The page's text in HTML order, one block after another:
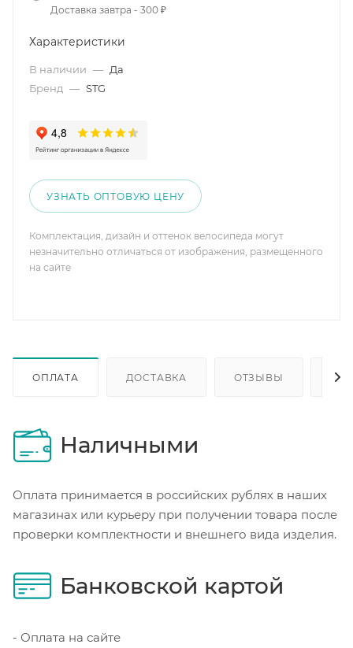
Доставка завтра - 300 ₽
Характеристики
В наличии — Да
Бренд — STG
УЗНАТЬ ОПТОВУЮ ЦЕНУ
Комплектация, дизайн и оттенок велосипеда могут
незначительно отличаться от изображения, размещенного
на сайте
ОПЛАТА ДОСТАВКА ОТЗЫВЫ
Наличными
Оплата принимается в российских рублях в наших
магазинах или курьеру при получении товара после
проверки комплектности и внешнего вида изделия.
Банковской картой
- Оплата на сайте